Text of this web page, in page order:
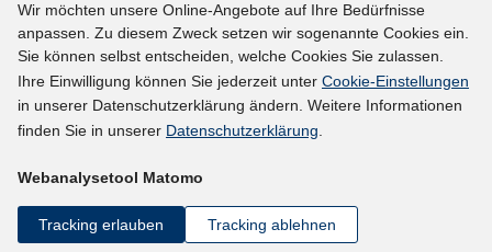
Social-Media-Kanäle
BlueSky
YouTube
LinkedIn
kununu
Netiquette
Wir möchten unsere Online-Angebote auf Ihre Bedürfnisse
anpassen. Zu diesem Zweck setzen wir sogenannte Cookies ein.
Sie können selbst entscheiden, welche Cookies Sie zulassen.
Ihre Einwilligung können Sie jederzeit unter Cookie-Einstellungen
in unserer Datenschutzerklärung ändern. Weitere Informationen
finden Sie in unserer Datenschutzerklärung.
Webanalysetool Matomo
Tracking erlauben Tracking ablehnen